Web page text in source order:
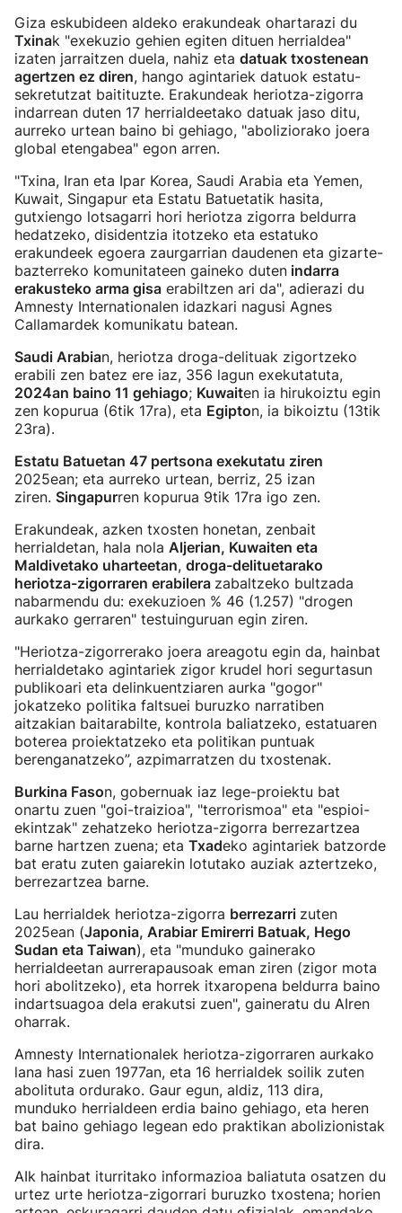
Giza eskubideen aldeko erakundeak ohartarazi du
Txinak "exekuzio gehien egiten dituen herrialdea"
izaten jarraitzen duela, nahiz eta datuak txostenean
agertzen ez diren, hango agintariek datuok estatu-
sekretutzat baitituzte. Erakundeak heriotza-zigorra
indarrean duten 17 herrialdeetako datuak jaso ditu,
aurreko urtean baino bi gehiago, "aboliziorako joera
global etengabea" egon arren.
"Txina, Iran eta Ipar Korea, Saudi Arabia eta Yemen,
Kuwait, Singapur eta Estatu Batuetatik hasita,
gutxiengo lotsagarri hori heriotza zigorra beldurra
hedatzeko, disidentzia itotzeko eta estatuko
erakundeek egoera zaurgarrian daudenen eta gizarte-
bazterreko komunitateen gaineko duten indarra
erakusteko arma gisa erabiltzen ari da", adierazi du
Amnesty Internationalen idazkari nagusi Agnes
Callamardek komunikatu batean.
Saudi Arabian, heriotza droga-delituak zigortzeko
erabili zen batez ere iaz, 356 lagun exekutatuta,
2024an baino 11 gehiago; Kuwaiten ia hirukoiztu egin
zen kopurua (6tik 17ra), eta Egipton, ia bikoiztu (13tik
23ra).
Estatu Batuetan 47 pertsona exekutatu ziren
2025ean; eta aurreko urtean, berriz, 25 izan
ziren. Singapurren kopurua 9tik 17ra igo zen.
Erakundeak, azken txosten honetan, zenbait
herrialdetan, hala nola Aljerian, Kuwaiten eta
Maldivetako uharteetan, droga-delituetarako
heriotza-zigorraren erabilera zabaltzeko bultzada
nabarmendu du: exekuzioen % 46 (1.257) "drogen
aurkako gerraren" testuinguruan egin ziren.
"Heriotza-zigorrerako joera areagotu egin da, hainbat
herrialdetako agintariek zigor krudel hori segurtasun
publikoari eta delinkuentziaren aurka "gogor"
jokatzeko politika faltsuei buruzko narratiben
aitzakian baitarabilte, kontrola baliatzeko, estatuaren
boterea proiektatzeko eta politikan puntuak
berenganatzeko”, azpimarratzen du txostenak.
Burkina Fason, gobernuak iaz lege-proiektu bat
onartu zuen "goi-traizioa", "terrorismoa" eta "espioi-
ekintzak" zehatzeko heriotza-zigorra berrezartzea
barne hartzen zuena; eta Txadeko agintariek batzorde
bat eratu zuten gaiarekin lotutako auziak aztertzeko,
berrezartzea barne.
Lau herrialdek heriotza-zigorra berrezarri zuten
2025ean (Japonia, Arabiar Emirerri Batuak, Hego
Sudan eta Taiwan), eta "munduko gainerako
herrialdeetan aurrerapausoak eman ziren (zigor mota
hori abolitzeko), eta horrek itxaropena beldurra baino
indartsuagoa dela erakutsi zuen", gaineratu du AIren
oharrak.
Amnesty Internationalek heriotza-zigorraren aurkako
lana hasi zuen 1977an, eta 16 herrialdek soilik zuten
abolituta ordurako. Gaur egun, aldiz, 113 dira,
munduko herrialdeen erdia baino gehiago, eta heren
bat baino gehiago legean edo praktikan abolizionistak
dira.
AIk hainbat iturritako informazioa baliatuta osatzen du
urtez urte heriotza-zigorrari buruzko txostena; horien